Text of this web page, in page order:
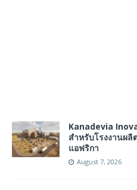
Kanadevia
สำหรับโรงงานผลิ
แอฟริกา
August 7, 2026